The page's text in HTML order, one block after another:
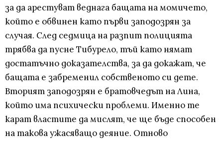
за да арестуват веднага бащата на момичето,
който е обвинен като първи заподозрян за
случая. След седмица на разпит полицията
трябва да пусне Тибурело, тъй като нямат
достатъчно доказателства, за да докажат, че
бащата е забременил собственото си дете.
Вторият заподозрян е братовчедът на Лина,
който има психически проблеми. Именно те
карат властите да мислят, че ще бъде способен
на такова ужасяващо деяние. Отново